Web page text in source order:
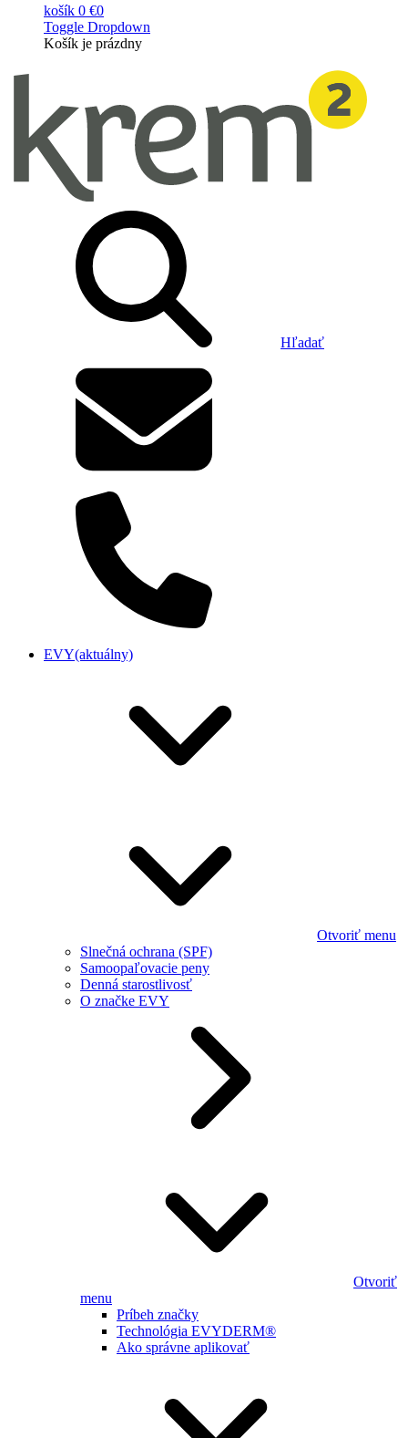
košík 0 €0
Toggle Dropdown
Košík je prázdny
Hľadať
EVY(aktuálny)
Otvoriť menu
Slnečná ochrana (SPF)
Samoopaľovacie peny
Denná starostlivosť
O značke EVY
Otvoriť
menu
Príbeh značky
Technológia EVYDERM®
Ako správne aplikovať